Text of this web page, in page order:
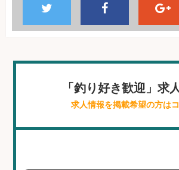
「釣り好き歓迎」求
求人情報を掲載希望の方は